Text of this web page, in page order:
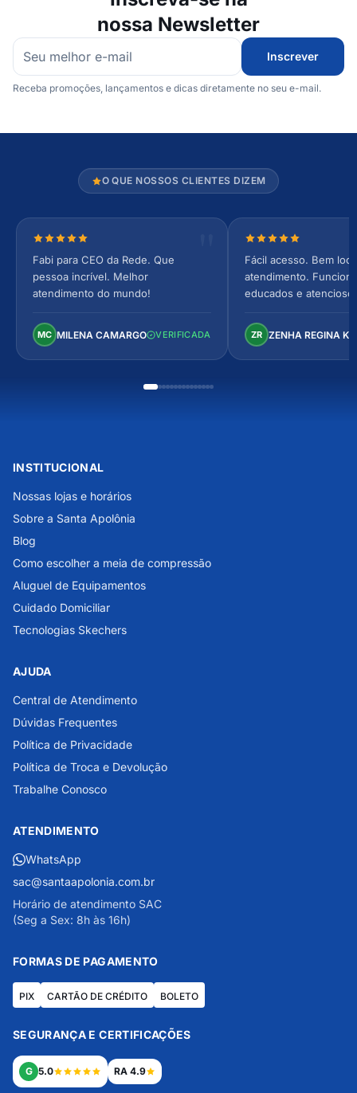
nossa Newsletter
Inscrever
Receba promoções, lançamentos e dicas diretamente no seu e-mail.
O QUE NOSSOS CLIENTES DIZEM
Nota 5 de 5 estrelas
Fabi para CEO da Rede. Que
pessoa incrível. Melhor
atendimento do mundo!
MC MILENA CAMARGO VERIFICADA
Nota 5 de 5
Fácil acesso. Bem
atendimento.
educados e
Perfeito!
ZR ZENHA REGINA
INSTITUCIONAL
Nossas lojas e horários
Sobre a Santa Apolônia
Blog
Como escolher a meia de compressão
Aluguel de Equipamentos
Cuidado Domiciliar
Tecnologias Skechers
AJUDA
Central de Atendimento
Dúvidas Frequentes
Política de Privacidade
Política de Troca e Devolução
Trabalhe Conosco
ATENDIMENTO
WhatsApp
sac@santaapolonia.com.br
Horário de atendimento SAC
(Seg a Sex: 8h às 16h)
FORMAS DE PAGAMENTO
PIX CARTÃO DE CRÉDITO BOLETO
SEGURANÇA E CERTIFICAÇÕES
G 5.0 RA 4.9